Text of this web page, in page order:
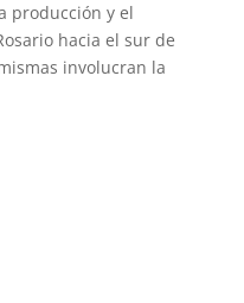
producción y el
hacia el sur de
involucran la